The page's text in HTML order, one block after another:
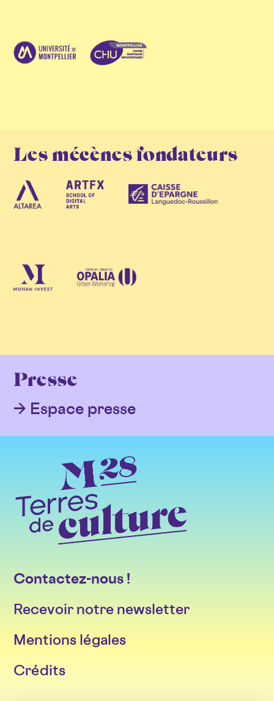
Les mécènes fondateurs
Presse
Espace presse
Contactez-nous !
Recevoir notre newsletter
Mentions légales
Crédits